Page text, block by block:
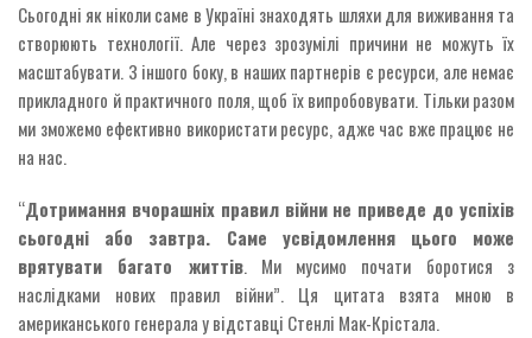
Сьогодні як ніколи саме в Україні знаходять шляхи для виживання та
створюють технології. Але через зрозумілі причини не можуть їх
масштабувати. З іншого боку, в наших партнерів є ресурси, але немає
прикладного й практичного поля, щоб їх випробовувати. Тільки разом
ми зможемо ефективно використати ресурс, адже час вже працює не
на нас.
“Дотримання вчорашніх правил війни не приведе до успіхів
сьогодні або завтра. Саме усвідомлення цього може
врятувати багато життів. Ми мусимо почати боротися з
наслідками нових правил війни”. Ця цитата взята мною в
американського генерала у відставці Стенлі Мак-Крістала.